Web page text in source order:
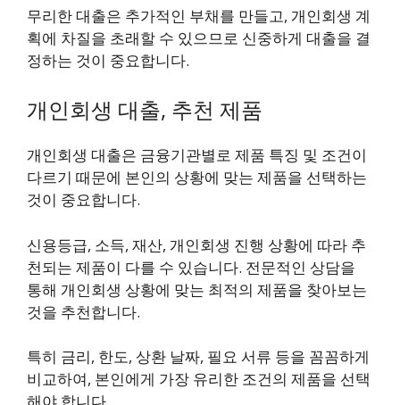
무리한 대출은 추가적인 부채를 만들고, 개인회생 계
획에 차질을 초래할 수 있으므로 신중하게 대출을 결
정하는 것이 중요합니다.
개인회생 대출, 추천 제품
개인회생 대출은 금융기관별로 제품 특징 및 조건이
다르기 때문에 본인의 상황에 맞는 제품을 선택하는
것이 중요합니다.
신용등급, 소득, 재산, 개인회생 진행 상황에 따라 추
천되는 제품이 다를 수 있습니다. 전문적인 상담을
통해 개인회생 상황에 맞는 최적의 제품을 찾아보는
것을 추천합니다.
특히 금리, 한도, 상환 날짜, 필요 서류 등을 꼼꼼하게
비교하여, 본인에게 가장 유리한 조건의 제품을 선택